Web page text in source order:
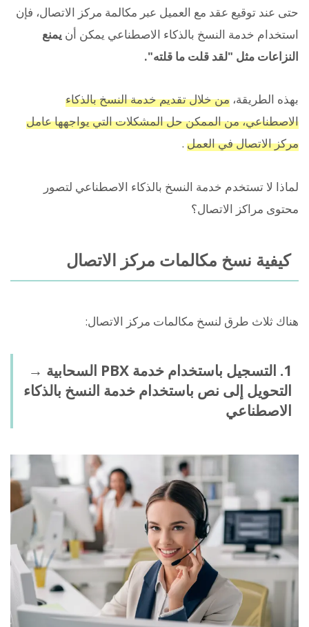
حتى عند توقيع عقد مع العميل عبر مكالمة مركز الاتصال، فإن
استخدام خدمة النسخ بالذكاء الاصطناعي يمكن أن يمنع
النزاعات مثل "لقد قلت ما قلته".
بهذه الطريقة، من خلال تقديم خدمة النسخ بالذكاء
الاصطناعي، من الممكن حل المشكلات التي يواجهها عامل
مركز الاتصال في العمل .
لماذا لا تستخدم خدمة النسخ بالذكاء الاصطناعي لتصور
محتوى مراكز الاتصال؟
كيفية نسخ مكالمات مركز الاتصال
هناك ثلاث طرق لنسخ مكالمات مركز الاتصال:
1. التسجيل باستخدام خدمة PBX السحابية →
التحويل إلى نص باستخدام خدمة النسخ بالذكاء
الاصطناعي